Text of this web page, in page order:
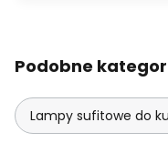
Podobne
Lampy sufitowe do